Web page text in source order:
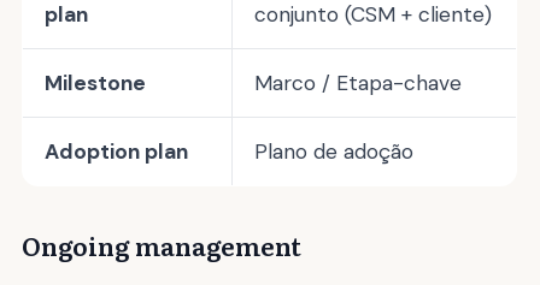
plan
conjunto (CSM + cliente)
Milestone Marco / Etapa-chave
Adoption plan Plano de adoção
Ongoing management